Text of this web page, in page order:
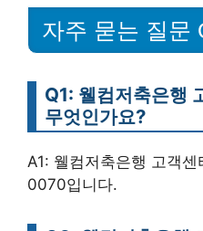
자주 묻는 질문
Q1: 웰컴저축은행
무엇인가요?
A1: 웰컴저축은행 고객
0070입니다.